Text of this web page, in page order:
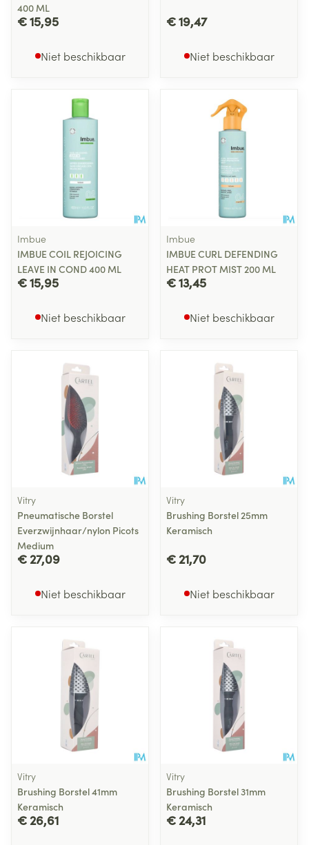
400 ML
€ 15,95
Niet beschikbaar
€ 19,47
Niet beschikbaar
Imbue
IMBUE COIL REJOICING
LEAVE IN COND 400 ML
€ 15,95
Niet beschikbaar
Imbue
IMBUE CURL DEFENDING
HEAT PROT MIST 200 ML
€ 13,45
Niet beschikbaar
Vitry
Pneumatische Borstel
Everzwijnhaar/nylon Picots
Medium
€ 27,09
Niet beschikbaar
Vitry
Brushing Borstel 25mm
Keramisch
€ 21,70
Niet beschikbaar
Vitry
Brushing Borstel 41mm
Keramisch
€ 26,61
Vitry
Brushing Borstel 31mm
Keramisch
€ 24,31